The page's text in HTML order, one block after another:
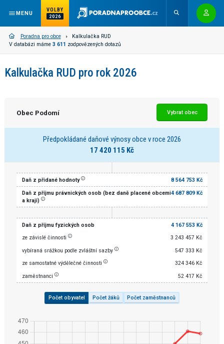
MENU
VOLBY
2026
Poradna pro obce
Kalkulačka RUD
V databázi máme 3 611 zodpovězených dotazů
Kalkulačka RUD pro rok 2026
Obec Podomí Vybrat obec
Předpokládané daňové výnosy obce v roce 2026
17 420 115 Kč
Daň z přidané hodnoty 8 564 753 Kč
Daň z příjmu právnických osob (bez daně placené obcemi
a kraji)
4 687 809 Kč
Daň z příjmu fyzických osob
4 167 553 Kč
ze závislé činnosti
3 243 457 Kč
vybíraná srážkou podle zvláštní sazby
547 333 Kč
ze samostatné výdělečné činnosti
324 346 Kč
zaměstnanci
52 417 Kč
Počet obyvatel Počet žáků Počet zaměstnanců